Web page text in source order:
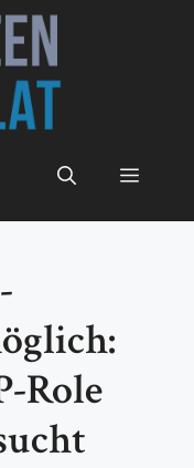
Menü
Role